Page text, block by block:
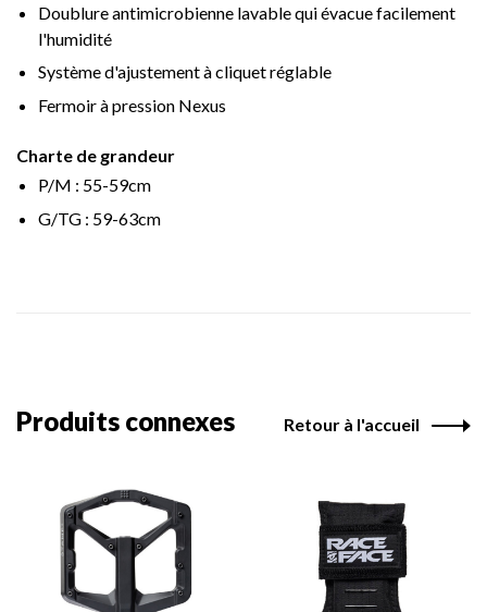
Doublure antimicrobienne lavable qui évacue facilement
l'humidité
Système d'ajustement à cliquet réglable
Fermoir à pression Nexus
Charte de grandeur
P/M : 55-59cm
G/TG : 59-63cm
Produits connexes Retour à l'accueil